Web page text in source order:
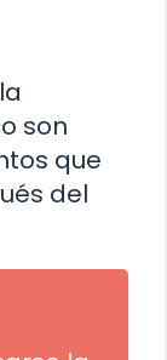
son
que
del